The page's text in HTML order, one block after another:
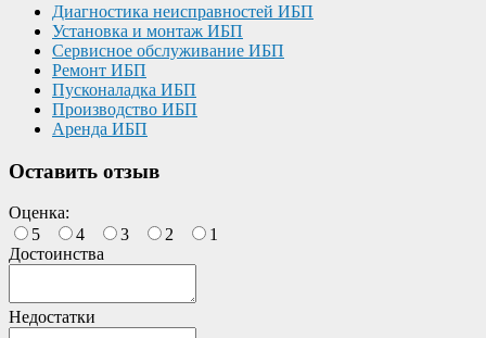
Диагностика неисправностей ИБП
Установка и монтаж ИБП
Сервисное обслуживание ИБП
Ремонт ИБП
Пусконаладка ИБП
Производство ИБП
Аренда ИБП
Оставить отзыв
Оценка:
5
4 3 2
1
Достоинства
Недостатки